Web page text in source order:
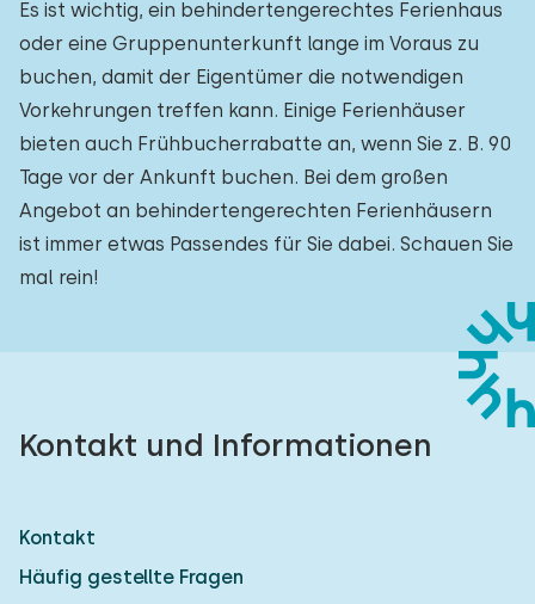
Es ist wichtig, ein behindertengerechtes Ferienhaus
oder eine Gruppenunterkunft lange im Voraus zu
buchen, damit der Eigentümer die notwendigen
Vorkehrungen treffen kann. Einige Ferienhäuser
bieten auch Frühbucherrabatte an, wenn Sie z. B. 90
Tage vor der Ankunft buchen. Bei dem großen
Angebot an behindertengerechten Ferienhäusern
ist immer etwas Passendes für Sie dabei. Schauen Sie
mal rein!
Kontakt und Informationen
Kontakt
Häufig gestellte Fragen